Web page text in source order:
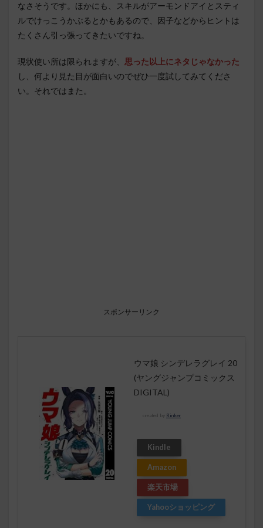
なさそうです。ほかにも、スキルがアーモンドアイとスティ
ルでけっこうかぶるとかもあるので、因子などからヒントは
たくさん引っ張ってきたいですね。
現状使い所は限られますが、 思った以上にネタじゃなかった
し、何より見た目が面白いのでぜひ一度試してみてくださ
い。それではまた。
スポンサーリンク
ウマ娘 シンデレラグレイ 20
(ヤングジャンプコミックス
DIGITAL)
created by Rinker
Kindle
Amazon
楽天市場
Yahooショッピング